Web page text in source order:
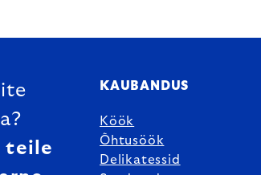
teile
KAUBANDUS
Köök
Õhtusöök
Delikatessid